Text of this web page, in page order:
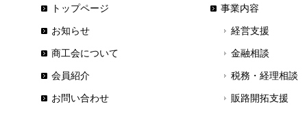
トップページ
お知らせ
商工会について
会員紹介
お問い合わせ
事業内容
経営支援
金融相談
税務・経理相談
販路開拓支援